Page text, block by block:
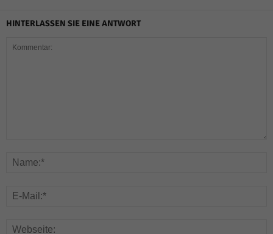
HINTERLASSEN SIE EINE ANTWORT